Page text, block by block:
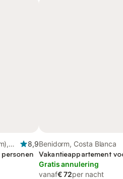
8,9Benidorm, Costa Blanca
Vakantieappartement
Gratis annulering
vanaf€ 72per nacht